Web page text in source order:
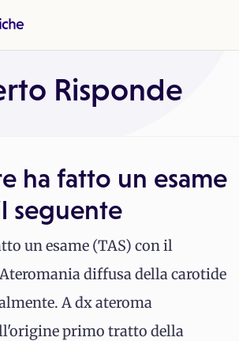
Risponde
ha fatto un esame
seguente
un esame (TAS) con il
diffusa della carotide
A dx ateroma
primo tratto della